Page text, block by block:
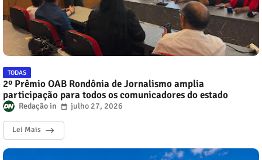
TODAS
2º Prêmio OAB Rondônia de Jornalismo amplia
participação para todos os comunicadores do estado
Redação julho 27, 2026
Lei Mais